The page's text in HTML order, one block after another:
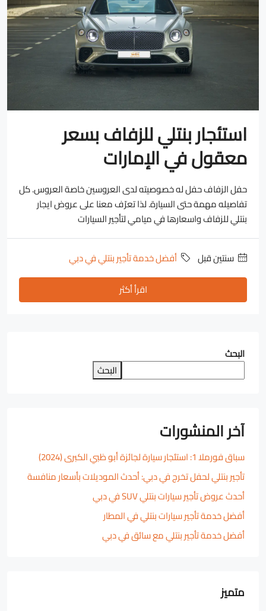
استئجار بنتلي للزفاف بسعر
معقول في الإمارات
حفل الزفاف حفل له خصوصيته لدى العروسين خاصة العروس. كل
تفاصيله مهمة حتى السيارة. لذا تعرّف معنا على عروض ايجار
بنتلي للزفاف واسعارها في ميامي لتأجير السيارات
‏سنتين قبل
أفضل خدمة تأجير بنتلي في دبي
اقرأ أكثر
البحث
البحث
آخر المنشورات
سباق فورملا 1: استئجار سيارة لجائزة أبو ظبي الكبرى (2024)
تأجير بنتلي لحفل تخرج في دبي: أحدث الموديلات بأسعار منافسة
أحدث عروض تأجير سيارات بنتلي SUV في دبي
أفضل خدمة تأجير سيارات بنتلي في المطار
أفضل خدمة تأجير بنتلي مع سائق في دبي
متميز